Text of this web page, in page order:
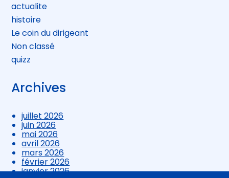
actualite
histoire
Le coin du dirigeant
Non classé
quizz
Archives
juillet 2026
juin 2026
mai 2026
avril 2026
mars 2026
février 2026
janvier 2026